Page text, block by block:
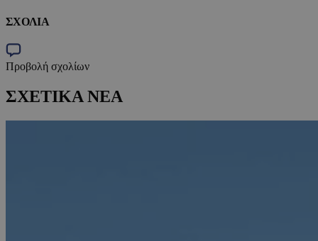
ΣΧΟΛΙΑ
Προβολή σχολίων
ΣΧΕΤΙΚΑ ΝΕΑ